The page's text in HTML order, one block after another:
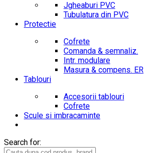
Jgheaburi PVC
Tubulatura din PVC
Protectie
Cofrete
Comanda & semnaliz.
Intr. modulare
Masura & compens. ER
Tablouri
Accesorii tablouri
Cofrete
Scule si imbracaminte
Search for: